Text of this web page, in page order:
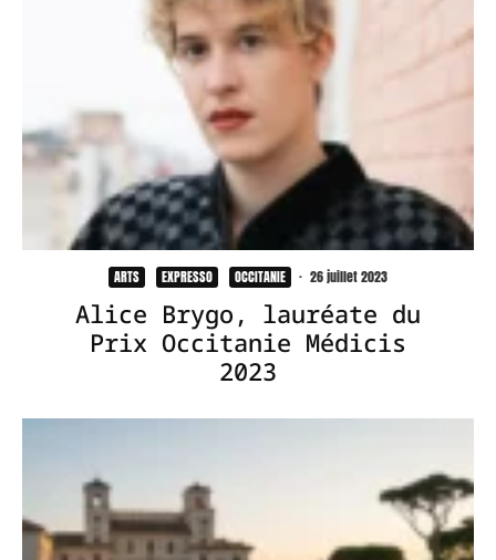
ARTS EXPRESSO OCCITANIE · 26 juillet 2023
Alice Brygo, lauréate du
Prix Occitanie Médicis
2023